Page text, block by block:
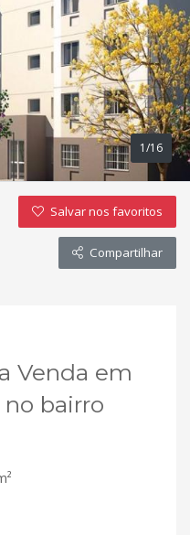
1/16
Salvar nos favoritos
Compartilhar
Venda em
bairro